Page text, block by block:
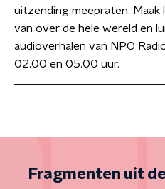
uitzending meepraten. Maak
van over de hele wereld en
audioverhalen van NPO
02.00 en 05.00 uur.
Fragmenten uit